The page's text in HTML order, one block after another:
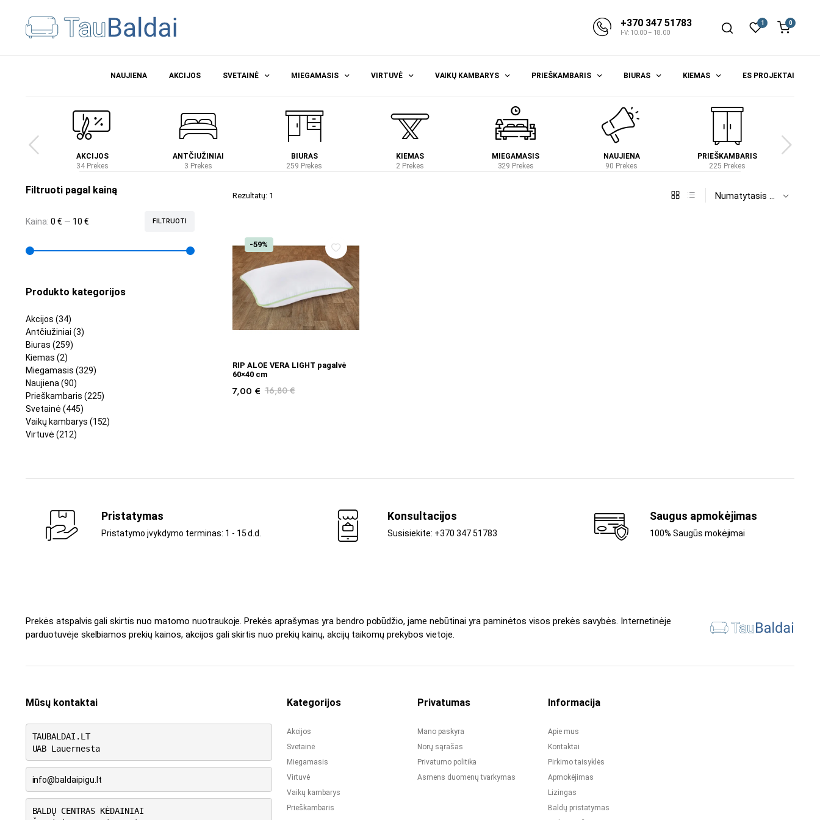
+370 347 51783
I-V: 10.00 – 18.00
1 0
NAUJIENA AKCIJOS SVETAINĖ MIEGAMASIS VIRTUVĖ VAIKŲ KAMBARYS PRIEŠKAMBARIS BIURAS KIEMAS ES PROJEKTAI
AKCIJOS
34 Prekes
ANTČIUŽINIAI
3 Prekes
BIURAS
259 Prekes
KIEMAS
2 Prekes
MIEGAMASIS
329 Prekes
NAUJIENA
90 Prekes
PRIEŠKAMBARIS
225 Prekes
Rezultatų: 1
-59%
Į KREPŠELĮ
RIP ALOE VERA LIGHT pagalvė
60×40 cm
16,80€
7,00 €
Filtruoti pagal kainą
FILTRUOTI
Kaina: 0 € — 10 €
Produkto kategorijos
Akcijos (34)
Antčiužiniai (3)
Biuras (259)
Kiemas (2)
Miegamasis (329)
Naujiena (90)
Prieškambaris (225)
Svetainė (445)
Vaikų kambarys (152)
Virtuvė (212)
Pristatymas
Pristatymo įvykdymo terminas: 1 - 15 d.d.
Konsultacijos
Susisiekite: +370 347 51783
Saugus apmokėjimas
100% Saugūs mokėjimai
Prekės atspalvis gali skirtis nuo matomo nuotraukoje. Prekės aprašymas yra bendro pobūdžio, jame nebūtinai yra paminėtos visos prekės savybės. Internetinėje
parduotuvėje skelbiamos prekių kainos, akcijos gali skirtis nuo prekių kainų, akcijų taikomų prekybos vietoje.
Mūsų kontaktai
TAUBALDAI.LT
UAB Lauernesta
info@baldaipigu.lt
BALDŲ CENTRAS KĖDAINIAI
Kategorijos
Akcijos
Svetainė
Miegamasis
Virtuvė
Vaikų kambarys
Prieškambaris
Privatumas
Mano paskyra
Norų sąrašas
Privatumo politika
Asmens duomenų tvarkymas
Informacija
Apie mus
Kontaktai
Pirkimo taisyklės
Apmokėjimas
Lizingas
Baldų pristatymas